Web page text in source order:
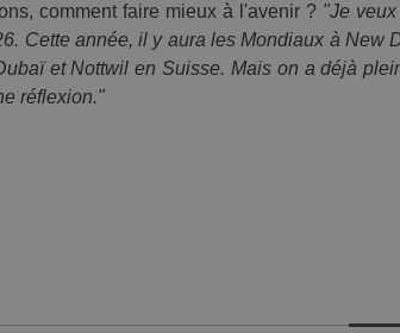
comment faire mieux à l'avenir ? "Je
Cette année, il y aura les Mondiaux à New
et Nottwil en Suisse. Mais on a déjà
réflexion."